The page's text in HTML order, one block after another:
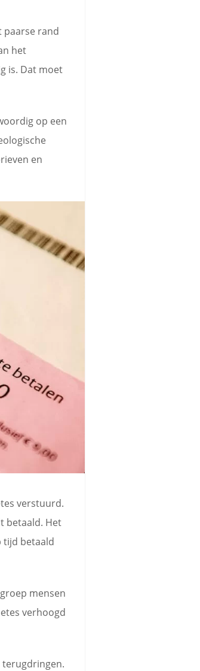
paarse rand
het
is. Dat moet
op een
en
verstuurd.
betaald. Het
tijd betaald
mensen
verhoogd
terugdringen.